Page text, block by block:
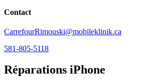
Contact
CarrefourRimouski@mobileklinik.ca
581-805-5118
Réparations iPhone